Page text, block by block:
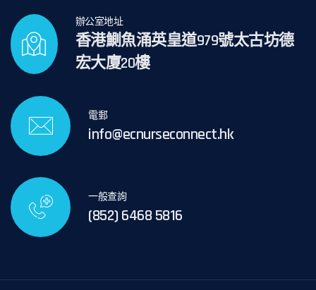
辦公室地址
香港鰂魚涌英皇道979號太古坊德
宏大廈20樓
電郵
info@ecnurseconnect.hk
一般查詢
(852) 6468 5816